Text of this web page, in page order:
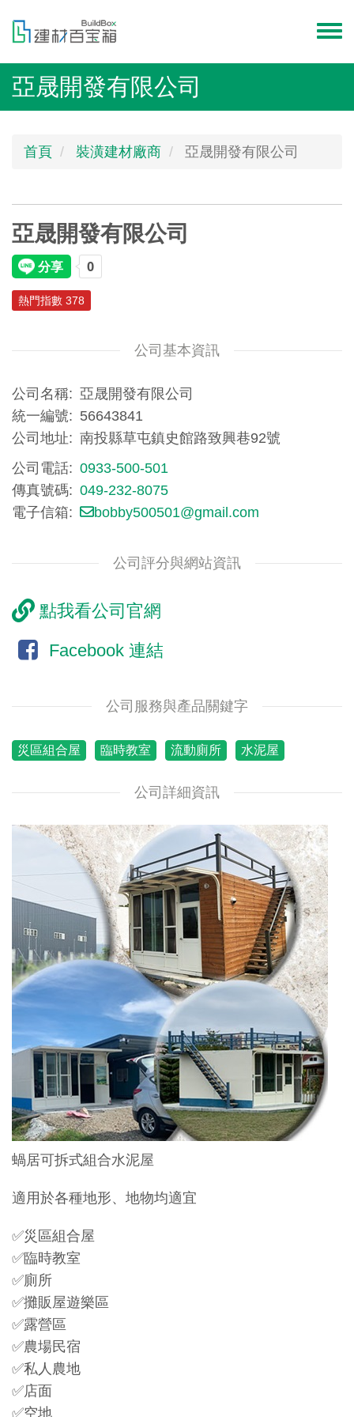
內
容
menu
亞晟開發有限公司
首頁 裝潢建材廠商 亞晟開發有限公司
亞晟開發有限公司
熱門指數 378
公司基本資訊
公司名稱
亞晟開發有限公司
統一編號
56643841
公司地址
南投縣草屯鎮史館路致興巷92號
公司電話
0933-500-501
傳真號碼
049-232-8075
電子信箱
bobby500501@gmail.com
公司評分與網站資訊
點我看公司官網
Facebook 連結
公司服務與產品關鍵字
災區組合屋 臨時教室 流動廁所 水泥屋
公司詳細資訊
蝸居可拆式組合水泥屋
適用於各種地形、地物均適宜
✅災區組合屋
✅臨時教室
✅廁所
✅攤販屋遊樂區
✅露營區
✅農場民宿
✅私人農地
✅店面
✅空地